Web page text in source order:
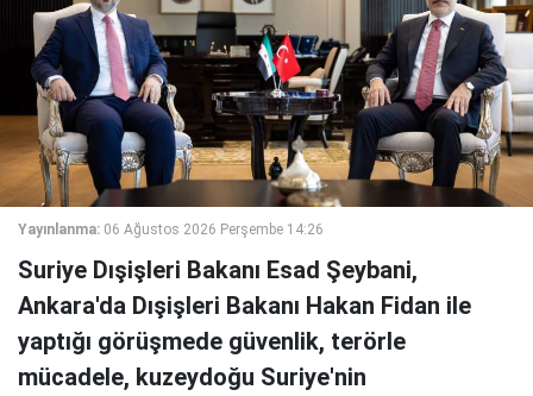
Yayınlanma: 06 Ağustos 2026 Perşembe 14:26
Suriye Dışişleri Bakanı Esad Şeybani,
Ankara'da Dışişleri Bakanı Hakan Fidan ile
yaptığı görüşmede güvenlik, terörle
mücadele, kuzeydoğu Suriye'nin